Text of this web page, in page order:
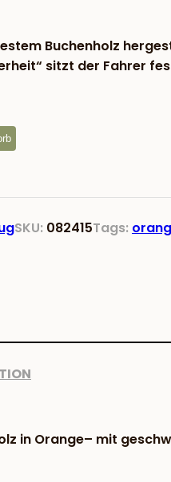
Buchenholz
sitzt der Fahrer
SKU: 082415Tags:
in Orange– mit